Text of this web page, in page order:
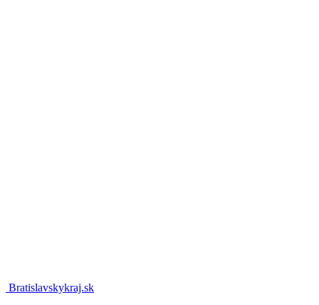
Bratislavskykraj.sk